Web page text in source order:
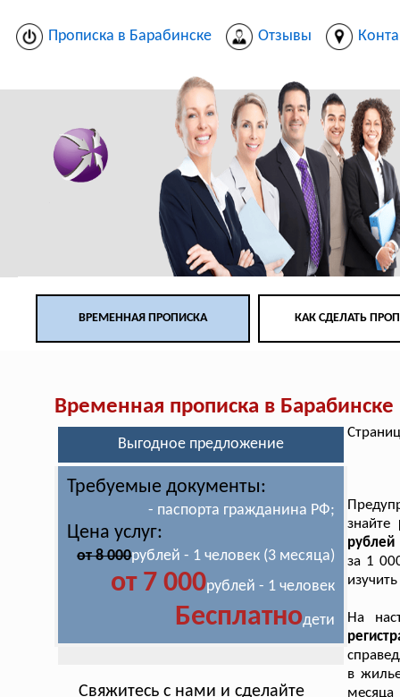
Прописка в Барабинске Отзывы
ВРЕМЕННАЯ ПРОПИСКА КАК СДЕЛАТЬ
Временная прописка в Барабинске
Выгодное предложение
Требуемые документы:
- паспорта гражданина РФ;
Цена услуг:
от 8 000рублей - 1 человек (3 месяца)
от 7 000рублей - 1 человек
Бесплатнодети
Свяжитесь с нами и сделайте
знайте
за 1
На
в